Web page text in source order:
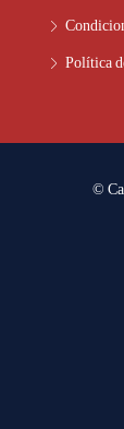
Política
©